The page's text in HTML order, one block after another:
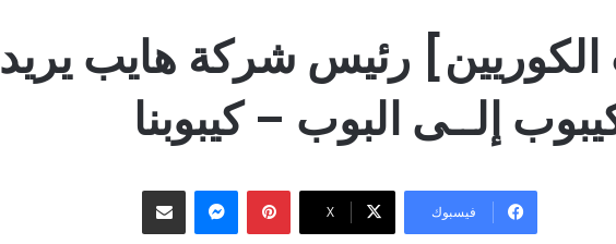
الكوريين] رئيس شركة هايب يريد
إلــى البوب – كيبوبنا
فيسبوك ‫X
بينتيريستماسنجر مشاركة عبر البريد